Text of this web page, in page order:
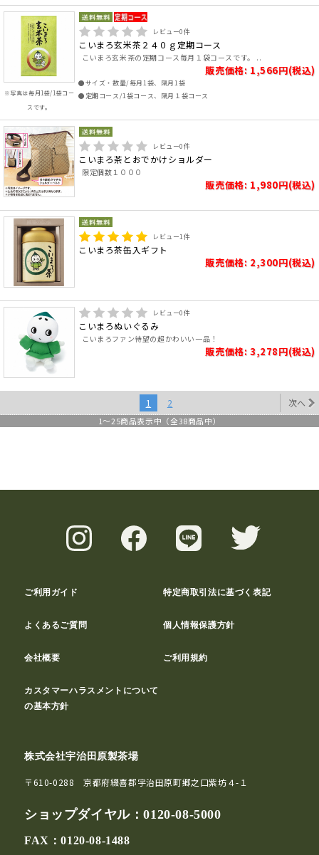
※写真は毎月1袋/1袋コー
スです。
レビュー0件
こいまろ玄米茶２４０ｇ定期コース
こいまろ玄米茶の定期コース毎月１袋コースです。 ..
販売価格: 1,566円(税込)
●サイズ・数量/毎月1袋、隔月1袋
●定期コース/1袋コース、隔月１袋コース
レビュー0件
こいまろ茶とおでかけショルダー
限定個数１０００
販売価格: 1,980円(税込)
レビュー1件
こいまろ茶缶入ギフト
販売価格: 2,300円(税込)
レビュー0件
こいまろぬいぐるみ
こいまろファン待望の超かわいい一品！
販売価格: 3,278円(税込)
1 2 次へ
1～25商品表示中（全38商品中）
ご利用ガイド 特定商取引法に基づく表記
よくあるご質問 個人情報保護方針
会社概要 ご利用規約
カスタマーハラスメントについて
の基本方針
株式会社宇治田原製茶場
〒610-0288 京都府綴喜郡宇治田原町郷之口紫坊４-１
ショップダイヤル：0120-08-5000
FAX：0120-08-1488